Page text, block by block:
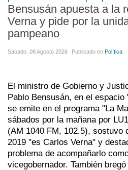
Bensusán apuesta a la
Verna y pide por la
pampeano
Sábado, 08 Agosto 2026 Publicado en Política
El ministro de Gobierno y
Pablo Bensusán, en el espacio
se emite en el programa "La
sábados por la mañana por
(AM 1040 FM, 102.5), sostuvo
2019 "es Carlos Verna" y
problema de acompañarlo
vicegobernador. También